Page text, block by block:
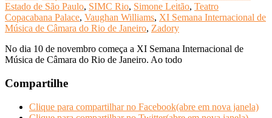
Estado de São Paulo, SIMC Rio, Simone Leitão, Teatro
Copacabana Palace, Vaughan Williams, XI Semana Internacional de
Música de Câmara do Rio de Janeiro, Zadory
No dia 10 de novembro começa a XI Semana Internacional de
Música de Câmara do Rio de Janeiro. Ao todo
Compartilhe
Clique para compartilhar no Facebook(abre em nova janela)